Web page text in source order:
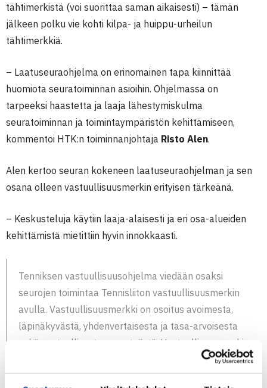
tähtimerkistä (voi suorittaa saman aikaisesti) – tämän
jälkeen polku vie kohti kilpa- ja huippu-urheilun
tähtimerkkiä.
– Laatuseuraohjelma on erinomainen tapa kiinnittää
huomiota seuratoiminnan asioihin. Ohjelmassa on
tarpeeksi haastetta ja laaja lähestymiskulma
seuratoiminnan ja toimintaympäristön kehittämiseen,
kommentoi HTK:n toiminnanjohtaja Risto Alen.
Alen kertoo seuran kokeneen laatuseuraohjelman ja sen
osana olleen vastuullisuusmerkin erityisen tärkeänä.
– Keskusteluja käytiin laaja-alaisesti ja eri osa-alueiden
kehittämistä mietittiin hyvin innokkaasti.
Tenniksen vastuullisuusohjelma viedään osaksi
seurojen toimintaa Tennisliiton vastuullisuusmerkin
avulla. Vastuullisuusmerkki on osoitus avoimesta,
läpinäkyvästä, yhdenvertaisesta ja tasa-arvoisesta
sekä vastuullisesta seuratyöstä. Vastuullisuusmerkin
voivat suorittaa Tennisliiton jäsenseurat ja se on
myös osa tenniksen laatuseuraohjelmaa.